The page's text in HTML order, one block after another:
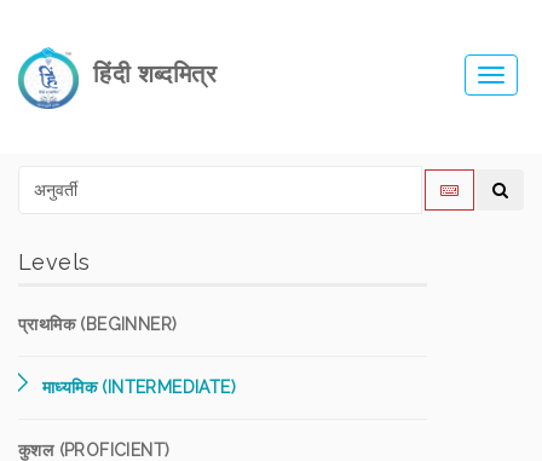
हिंदी शब्दमित्र
Levels
प्राथमिक (BEGINNER)
माध्यमिक (INTERMEDIATE)
कुशल (PROFICIENT)